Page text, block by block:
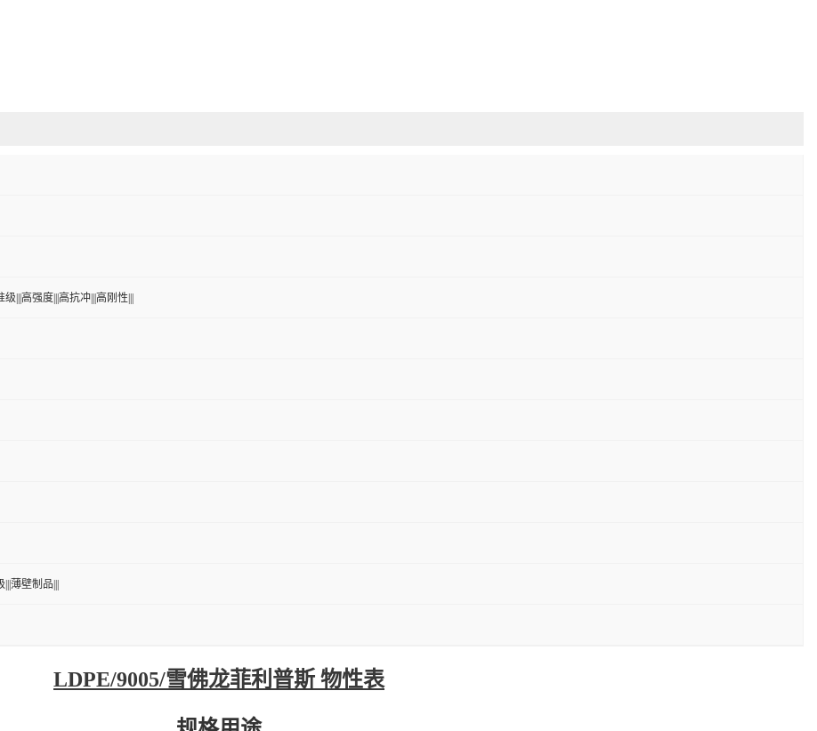
|||高强度|||高抗冲|||高刚性|||
|||薄壁制品|||
LDPE/9005/雪佛龙菲利普斯 物性表